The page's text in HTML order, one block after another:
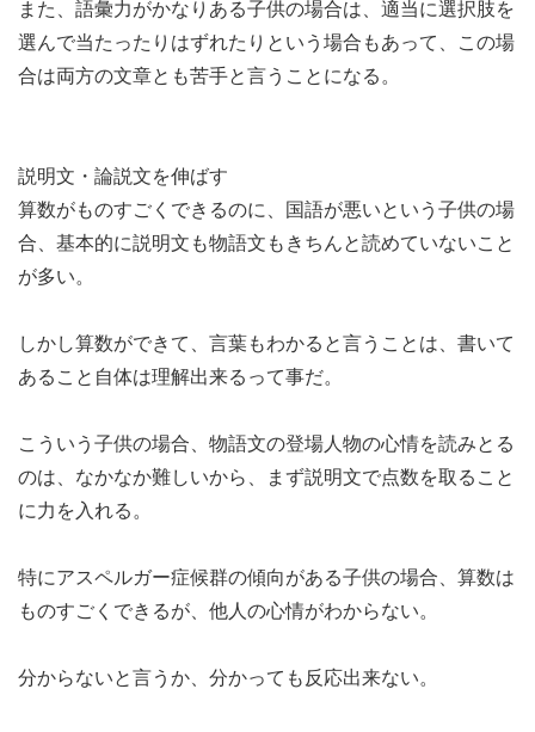
また、語彙力がかなりある子供の場合は、適当に選択肢を
選んで当たったりはずれたりという場合もあって、この場
合は両方の文章とも苦手と言うことになる。
説明文・論説文を伸ばす
算数がものすごくできるのに、国語が悪いという子供の場
合、基本的に説明文も物語文もきちんと読めていないこと
が多い。
しかし算数ができて、言葉もわかると言うことは、書いて
あること自体は理解出来るって事だ。
こういう子供の場合、物語文の登場人物の心情を読みとる
のは、なかなか難しいから、まず説明文で点数を取ること
に力を入れる。
特にアスペルガー症候群の傾向がある子供の場合、算数は
ものすごくできるが、他人の心情がわからない。
分からないと言うか、分かっても反応出来ない。